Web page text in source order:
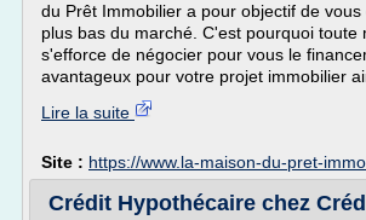
du Prêt Immobilier a pour objectif de
plus bas du marché. C'est pourquoi toute
s'efforce de négocier pour vous le
avantageux pour votre projet immobilier
Lire la suite
Site : https://www.la-maison-du-pret-
Crédit Hypothécaire chez